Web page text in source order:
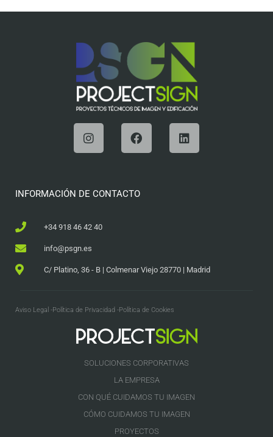
INFORMACIÓN DE CONTACTO
+34 918 46 42 40
info@psgn.es
C/ Platino, 36 - B | Colmenar Viejo 28770 | Madrid
Aviso Legal -Política de Privacidad -Política de Cookies
SOLUCIONES CORPORATIVAS
LA EMPRESA
CON QUÉ CUIDAMOS TU IMAGEN
CÓMO CUIDAMOS TU IMAGEN
PROYECTOS